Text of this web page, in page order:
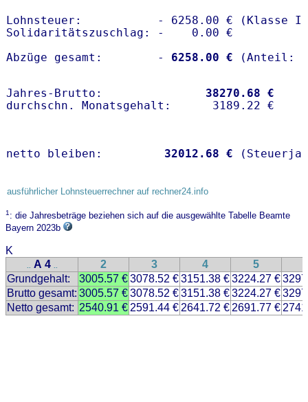
Lohnsteuer:           - 6258.00 € (Klasse I)
Solidaritätszuschlag: -    0.00 €
Abzüge gesamt:        -
6258.00 €
Jahres-Brutto: 38270.68 €
netto bleiben: 32012.68 €
ausführlicher Lohnsteuerrechner auf rechner24.info
1: die Jahresbeträge beziehen sich auf die ausgewählte Tabelle Beamte
Bayern 2023b
K
.. A 4 .. 2 3 4 5
Grundgehalt:
3005.57 €3078.52 €3151.38 €3224.27 €
Brutto gesamt: 3005.57 €3078.52 €3151.38 €3224.27 €
Netto gesamt: 2540.91 € 2591.44 € 2641.72 € 2691.77 €